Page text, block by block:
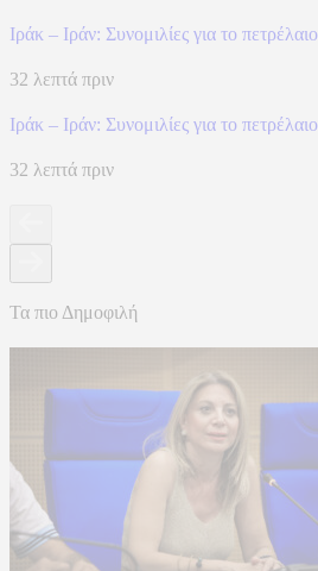
Ιράκ – Ιράν: Συνομιλίες για το πετρέλαιο
32 λεπτά πριν
Ιράκ – Ιράν: Συνομιλίες για το πετρέλαιο
32 λεπτά πριν
Τα πιο Δημοφιλή